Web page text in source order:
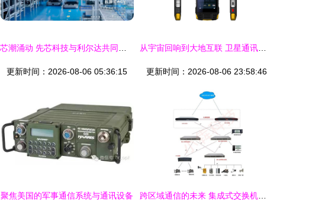
更新时间：2026-08-06 05:36:15 更新时间：2026-08-06 23:58:46
聚焦美国的军事通信系统与通讯设备